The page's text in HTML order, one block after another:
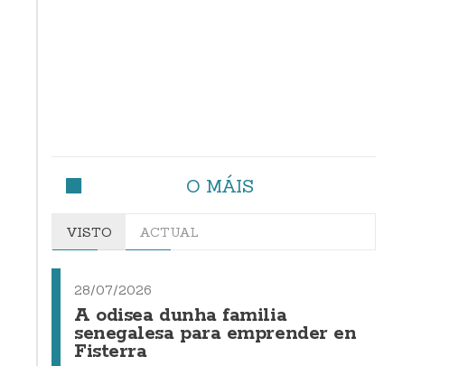
O MÁIS
VISTO ACTUAL
28/07/2026
A odisea dunha familia
senegalesa para emprender en
Fisterra